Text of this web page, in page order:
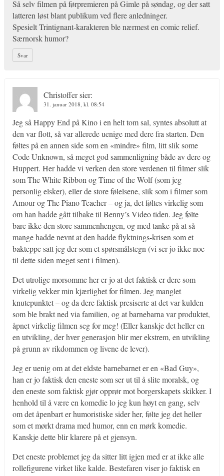
Så selv filmen på førpremieren på Gimle på søndag, og der satt
latteren løst blant publikum ved flere anledninger.
Spesielt Trintignant-karakteren ble nærmest en comic relief.
Særnorsk humor?
Svar
Christoffersier:
31. januar 2018, kl. 08:54
Jeg så Happy End på Kino i en helt tom sal, syntes absolutt at
den var flott, så var allerede uenige med dere fra starten. Den
føltes på en annen side som en «mindre» film, litt slik some
Code Unknown, så meget god sammenligning både av dere og
Huppert. Her hadde vi verken den store verdenen til filmer slik
som The White Ribbon og Time of the Wolf (som jeg
personlig elsker), eller de store følelsene, slik som i filmer som
Amour og The Piano Teacher – og ja, det føltes virkelig som
om han hadde gått tilbake til Benny’s Video tiden. Jeg følte
bare ikke den store sammenhengen, og med tanke på at så
mange hadde nevnt at den hadde flyktnings-krisen som et
bakteppe satt jeg der som et spørsmålstegn (vi ser jo ikke noe
til dette siden meget sent i filmen).
Det utrolige morsomme her er jo at det faktisk er dere som
virkelig vekker min kjærlighet for filmen. Jeg manglet
knutepunktet – og da dere faktisk presiserte at det var kulden
som ble brakt ned via familien, og at barnebarna var produktet,
åpnet virkelig filmen seg for meg! (Eller kanskje det heller en
en utvikling, der hver generasjon blir mer ekstrem, en utvikling
på grunn av rikdommen og livene de lever).
Jeg er uenig om at det eldste barnebarnet er en «Bad Guy»,
han er jo faktisk den eneste som ser ut til å slite moralsk, og
den eneste som faktisk gjør opprør mot borgerskapets skikker. I
henhold til å være en komedie lo jeg kun høyt en gang, selv
om det åpenbart er humoristiske sider her, følte jeg det heller
som et mørkt drama med humor, enn en mørk komedie.
Kanskje dette blir klarere på et gjensyn.
Det eneste problemet jeg da sitter litt igjen med er at ikke alle
rollefigurene virket like kalde. Bestefaren viser jo faktisk en